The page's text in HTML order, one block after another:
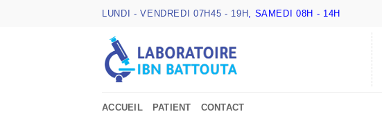
LUNDI - VENDREDI 07H45 - 19H , SAMEDI 08H - 14H
ACCUEIL PATIENT CONTACT